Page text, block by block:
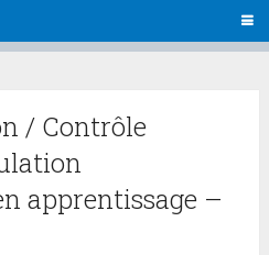
/ Contrôle
apprentissage –